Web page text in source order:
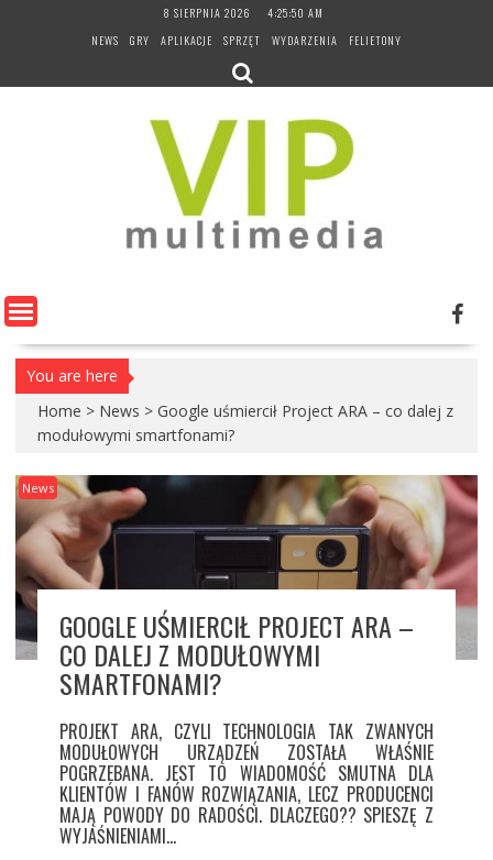
8 SIERPNIA 2026
4:25:51 AM
NEWS
GRY APLIKACJE SPRZĘT WYDARZENIA FELIETONY
You are here
Home > News > Google uśmiercił Project ARA – co dalej z
modułowymi smartfonami?
News
GOOGLE UŚMIERCIŁ PROJECT ARA –
CO DALEJ Z MODUŁOWYMI
SMARTFONAMI?
PROJEKT ARA, CZYLI TECHNOLOGIA TAK ZWANYCH
MODUŁOWYCH URZĄDZEŃ ZOSTAŁA WŁAŚNIE
POGRZEBANA. JEST TO WIADOMOŚĆ SMUTNA DLA
KLIENTÓW I FANÓW ROZWIĄZANIA, LECZ PRODUCENCI
MAJĄ POWODY DO RADOŚCI. DLACZEGO?? SPIESZĘ Z
WYJAŚNIENIAMI…